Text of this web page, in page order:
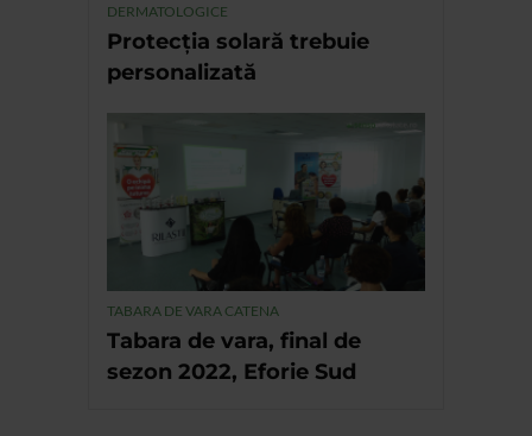
DERMATOLOGICE
Protecția solară trebuie
personalizată
TABARA DE VARA CATENA
Tabara de vara, final de
sezon 2022, Eforie Sud